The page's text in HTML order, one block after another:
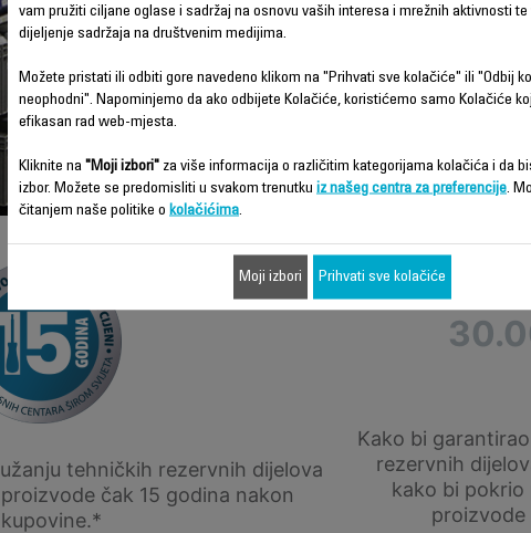
tehničkih rezervnih dijelova
čak 15 godina nakon
kupovine.*
8,3
Kako bi
rezervnih
kako bi pokrio
proizvode
vam pružiti ciljane oglase i sadržaj na osnovu vaših interesa i mrežnih aktivnosti
dijeljenje sadržaja na društvenim medijima.
Možete pristati ili odbiti gore navedeno klikom na "Prihvati sve kolačiće" ili "Odbij
neophodni". Napominjemo da ako odbijete Kolačiće, koristićemo samo Kolačiće
efikasan rad web-mjesta.
Kliknite na "Moji izbori" za više informacija o različitim kategorijama kolačića i da
izbor. Možete se predomisliti u svakom trenutku iz našeg centra za preferencije.
čitanjem naše politike o kolačićima.
Moji izbori Prihvati sve kolačiće